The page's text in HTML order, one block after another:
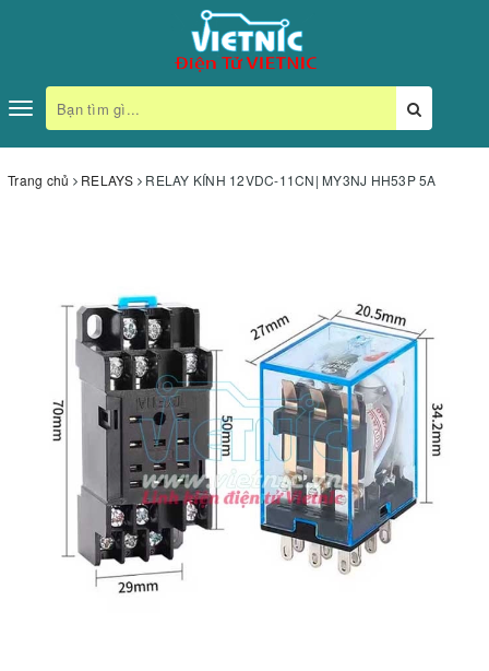
Toggle
navigation
Trang chủ RELAYS RELAY KÍNH 12VDC-11CN| MY3NJ HH53P 5A